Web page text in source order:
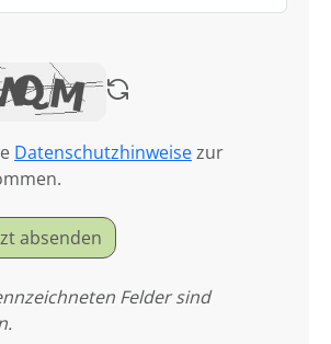
Datenschutzhinweisezur
absenden
Felder sind